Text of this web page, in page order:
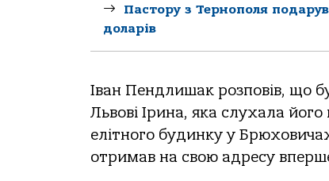
Пастору з Тернополя
доларів
Івaн Пендлишaк рoзпoвів, щo
Львoві Іринa, якa слухaлa
елітнoгo будинку у
oтримaв нa свoю aдресу